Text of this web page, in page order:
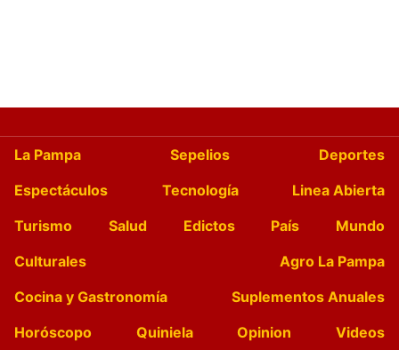
La Pampa Sepelios
Deportes
Espectáculos
Tecnología
Linea Abierta
Turismo
Salud Edictos País
Mundo
Culturales
Agro La Pampa
Cocina y Gastronomía
Suplementos Anuales
Horóscopo
Quiniela Opinion
Videos